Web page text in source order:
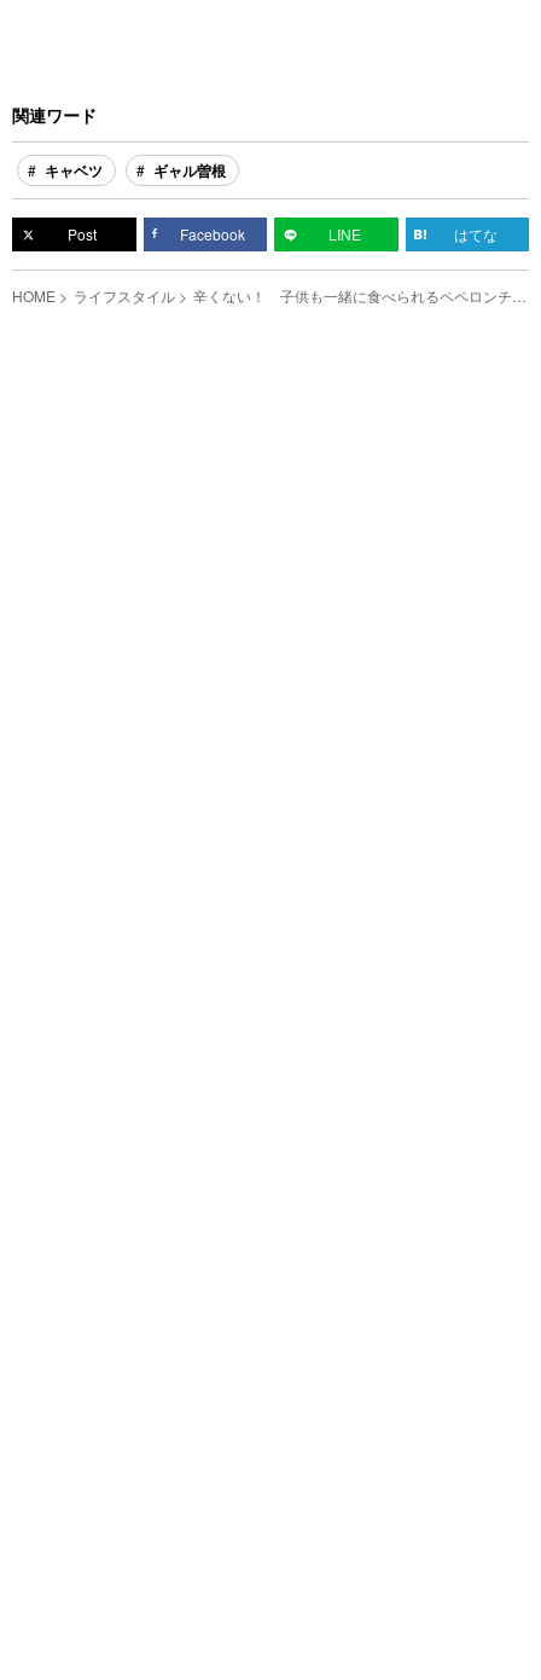
関連ワード
キャベツ ギャル曽根
Post Facebook LINE はてな
HOME ライフスタイル 辛くない！ 子供も一緒に食べられるペペロンチー
ノの作り方